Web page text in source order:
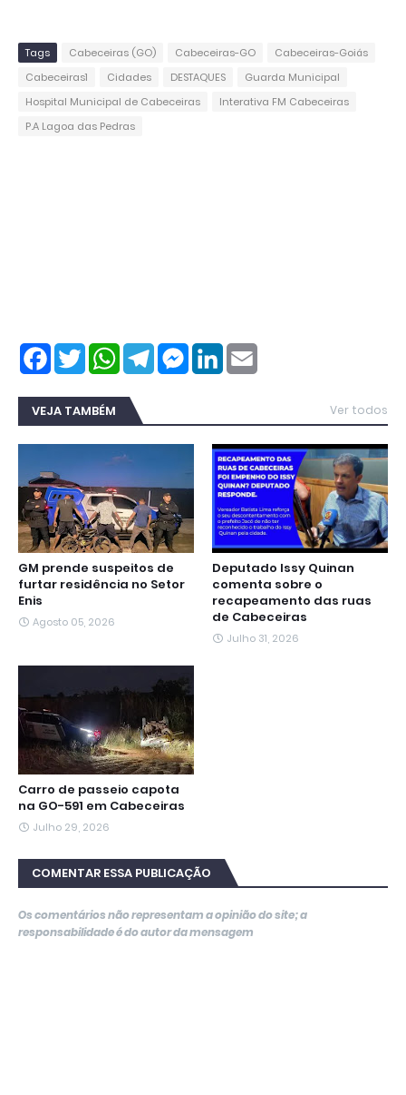
Tags Cabeceiras (GO) Cabeceiras-GO
Cabeceiras-Goiás
Cabeceiras1
Cidades DESTAQUES
Guarda Municipal
Hospital Municipal de Cabeceiras
Interativa FM Cabeceiras
P.A Lagoa das Pedras
F
a
c
e
b
o
T
w
t
t
e
W
a
t
A
p
T
r
M
s
n
L
n
d
n
VEJA TAMBÉM Ver todos
GM prende suspeitos de
furtar residência no Setor
Enis
Agosto 05, 2026
Deputado Issy Quinan
comenta sobre o
recapeamento das ruas
de Cabeceiras
Julho 31, 2026
Carro de passeio capota
na GO-591 em Cabeceiras
Julho 29, 2026
COMENTAR ESSA PUBLICAÇÃO
Os comentários não representam a opinião do site; a
responsabilidade é do autor da mensagem